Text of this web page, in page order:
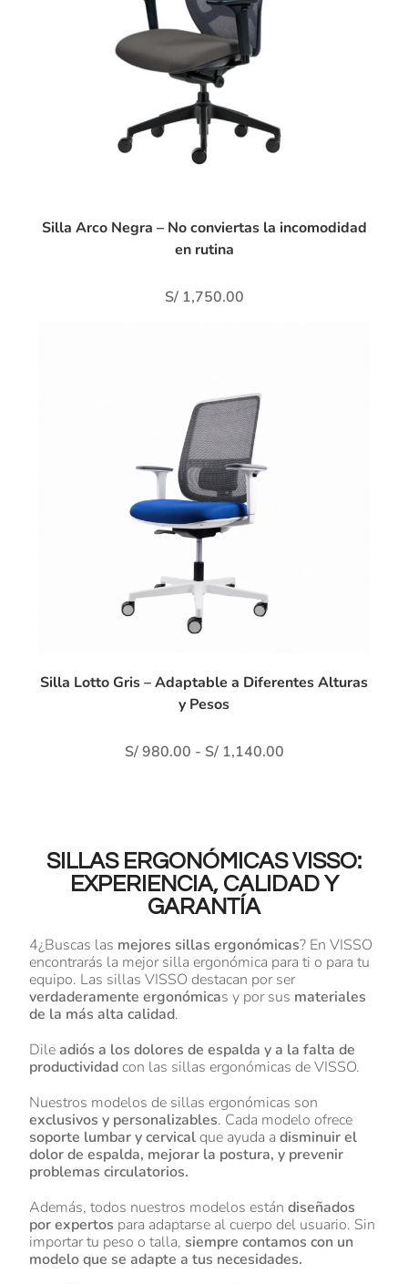
Silla Arco Negra – No conviertas la incomodidad
en rutina
S/1,750.00
Silla Lotto Gris – Adaptable a Diferentes Alturas
y Pesos
S/980.00 - S/1,140.00
SILLAS ERGONÓMICAS VISSO:
EXPERIENCIA, CALIDAD Y
GARANTÍA
4¿Buscas las mejores sillas ergonómicas? En VISSO
encontrarás la mejor silla ergonómica para ti o para tu
equipo. Las sillas VISSO destacan por ser
verdaderamente ergonómicas y por sus materiales
de la más alta calidad.
Dileadiós a los dolores de espalda y a la falta de
productividadcon las sillas ergonómicas de VISSO.
Nuestros modelos de sillas ergonómicas son
exclusivos y personalizables. Cada modelo ofrece
soporte lumbar y cervicalque ayuda adisminuir el
dolor de espalda, mejorar la postura, y prevenir
problemas circulatorios.
Además, todos nuestros modelos estándiseñados
por expertos para adaptarse al cuerpo del usuario. Sin
importar tu peso o talla, siempre contamos con un
modelo que se adapte a tus necesidades.